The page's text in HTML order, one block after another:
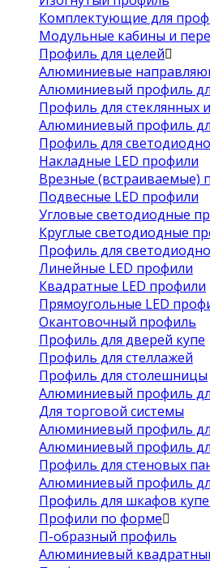
Комплектующие для
Модульные кабины и
Профиль для целей
Алюминиевые
Алюминиевый профиль
Профиль для стеклянных
Алюминиевый профиль
Профиль для
Накладные LED профили
Врезные (встраиваемые)
Подвесные LED профили
Угловые светодиодные
Круглые светодиодные
Профиль для
Линейные LED профили
Квадратные LED профили
Прямоугольные LED
Окантовочный профиль
Профиль для дверей купе
Профиль для стеллажей
Профиль для столешницы
Алюминиевый профиль
Для торговой системы
Алюминиевый профиль
Алюминиевый профиль
Профиль для стеновых
Алюминиевый профиль
Профиль для шкафов
Профили по форме
П-образный профиль
Алюминиевый